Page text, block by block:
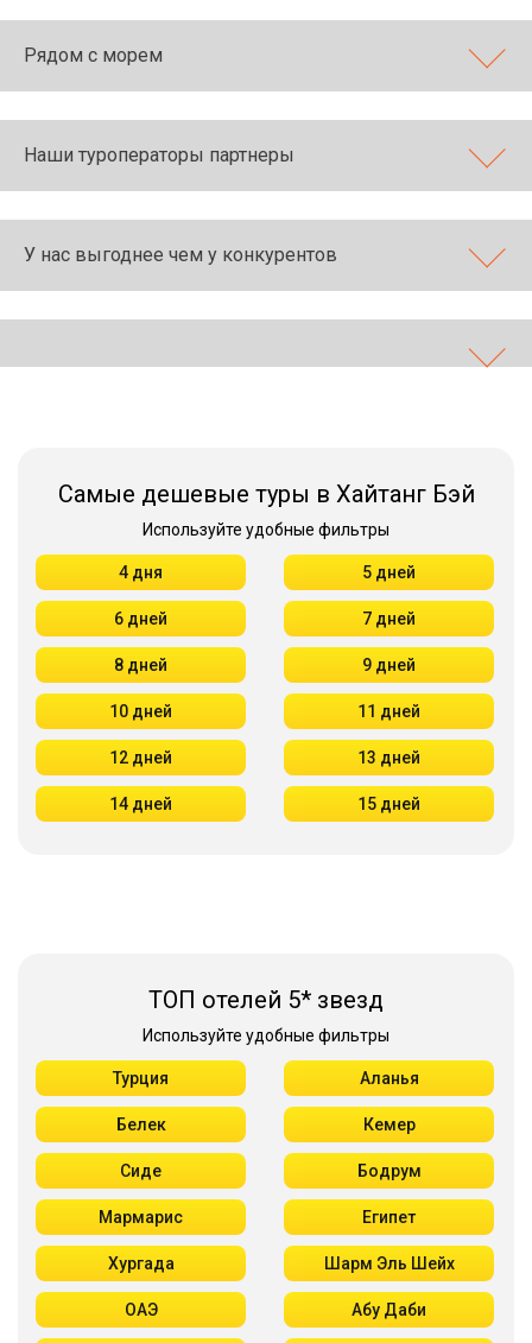
Рядом с морем
Наши туроператоры партнеры
У нас выгоднее чем у конкурентов
Самые дешевые туры в Хайтанг Бэй
Используйте удобные фильтры
4 дня 5 дней
6 дней 7 дней
8 дней 9 дней
10 дней 11 дней
12 дней 13 дней
14 дней 15 дней
ТОП отелей 5* звезд
Используйте удобные фильтры
Турция Аланья
Белек Кемер
Сиде Бодрум
Мармарис Египет
Хургада Шарм Эль Шейх
ОАЭ Абу Даби